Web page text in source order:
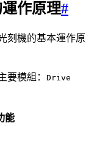
作原理#
刻機的基本運作原
要模組： Drive
能